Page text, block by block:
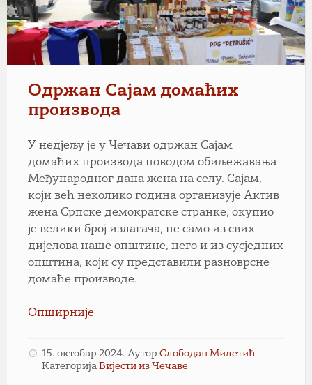
Одржан Сајам домаћих
производа
У недјељу је у Чечави одржан Сајам
домаћих производа поводом обиљежавања
Међународног дана жена на селу. Сајам,
који већ неколико година организује Актив
жена Српске демократске странке, окупио
је велики број излагача, не само из свих
дијелова наше општине, него и из сусједних
општина, који су представили разноврсне
домаће производе.
Опширније
15. октобар 2024. Аутор Слободан Милетић
Категорија Вијести из Чечаве